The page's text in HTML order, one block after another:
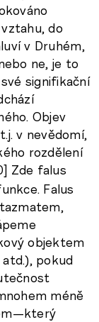
do
v Druhém,
ne, je to
signifikační
Objev
v nevědomí,
rozdělení
Zde falus
Falus
objektem
pokud
méně